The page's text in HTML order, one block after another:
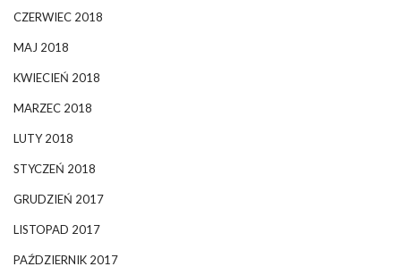
CZERWIEC 2018
MAJ 2018
KWIECIEŃ 2018
MARZEC 2018
LUTY 2018
STYCZEŃ 2018
GRUDZIEŃ 2017
LISTOPAD 2017
PAŹDZIERNIK 2017